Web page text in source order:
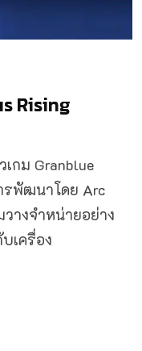
Rising
กม Granblue
รพัฒนาโดย Arc
วางจำหน่ายอย่าง
เครื่อง